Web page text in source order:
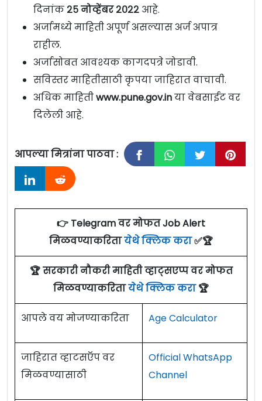
दिनांक २५ नोव्हेंबर २०२२ आहे.
अर्जामध्ये माहिती अपूर्ण असल्यास अर्ज अपात्र
राहील.
अर्जासोबत आवश्यक कागदपत्रे जोडावी.
सविस्तर माहितीसाठी कृपया जाहिरात वाचावी.
अधिक माहितीwww.pune.gov.inया वेबसाईट वर
दिलेली आहे.
आपल्या मित्रांना पाठवा :
👉 Telegram वर मोफत Job Alert
मिळवण्याकरितायेथे क्लिक करा✅🏆
🏆 सरकारी नौकरी माहिती व्हाट्सएप्प वर मोफत
मिळवण्याकरितायेथे क्लिक करा🏆
आपले वय मोजण्याकरिता Age Calculator
जाहिरात व्हाटसऍप वर
मिळवण्यासाठी
Official WhatsApp
Channel